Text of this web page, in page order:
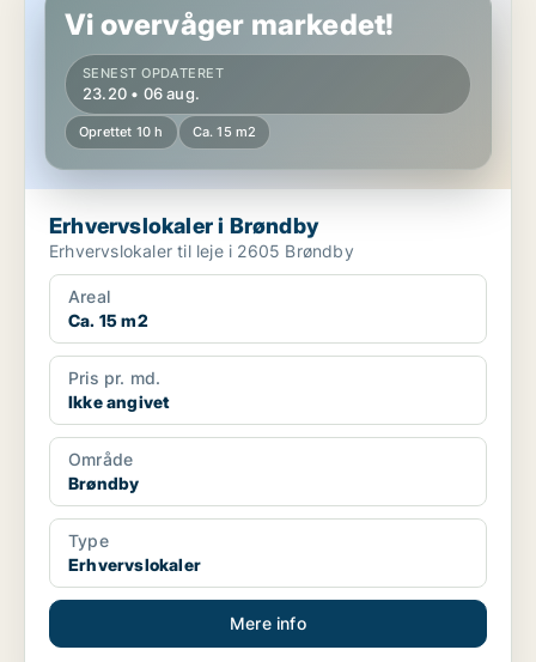
Vi overvåger markedet!
SENEST OPDATERET
23.20 • 06 aug.
Oprettet 10 h Ca. 15 m2
Erhvervslokaler i Brøndby
Erhvervslokaler til leje i 2605 Brøndby
Areal
Ca. 15 m2
Pris pr. md.
Ikke angivet
Område
Brøndby
Type
Erhvervslokaler
Mere info